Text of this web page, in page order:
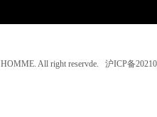
All right reservde. 沪ICP备